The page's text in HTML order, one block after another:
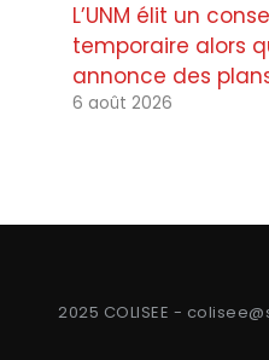
L’UNM élit un
temporaire alors
annonce des
6 août 2026
2025 COLISEE -